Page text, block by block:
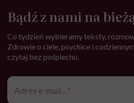
Bądź z nami na
Co tydzień wybieramy teksty,
Zdrowie o ciele, psychice i
czytaj bez pośpiechu.
Adres
mail*